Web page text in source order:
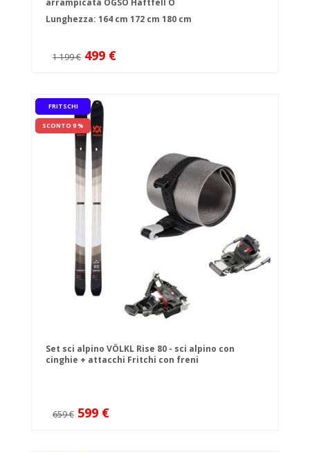
arrampicata OGSO Haftfell O
Lunghezza: 164 cm 172 cm 180 cm
1 199 € 499 €
FRITSCHI
SCONTO 9 %
Set sci alpino VÖLKL Rise 80 - sci alpino con
cinghie + attacchi Fritchi con freni
659 € 599 €